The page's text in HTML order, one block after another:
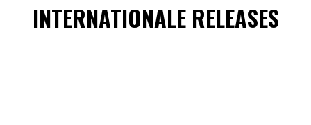
INTERNATIONALE RELEASES